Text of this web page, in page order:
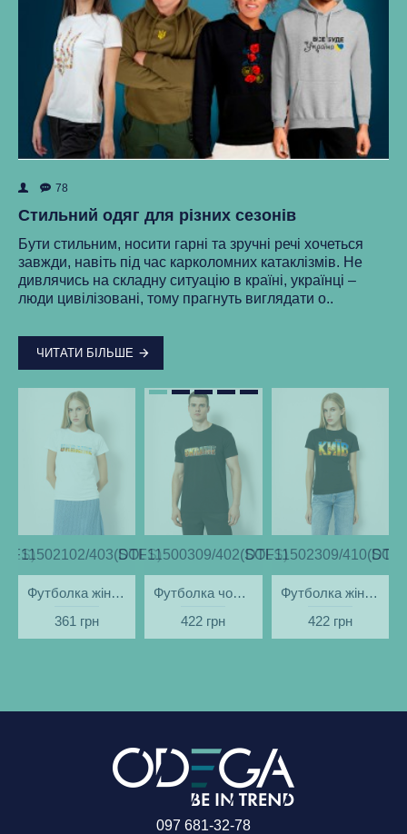
78
Стильний одяг для різних сезонів
Бути стильним, носити гарні та зручні речі хочеться
завжди, навіть під час карколомних катаклізмів. Не
дивлячись на складну ситуацію в країні, українці –
люди цивілізовані, тому прагнуть виглядати о..
ЧИТАТИ БІЛЬШЕ
403(SOLS)
Футболка жіноча Ukraine Поле біла - DTF11502
361 грн
DTF11500309/402(SOLS)
Футболка чоловіча Ukraine Вечір чорна - DTF11500
422 грн
DTF11502309/
Футболка жіноча Київ вечірній чорна - DTF11502
422 грн
097 681-32-78